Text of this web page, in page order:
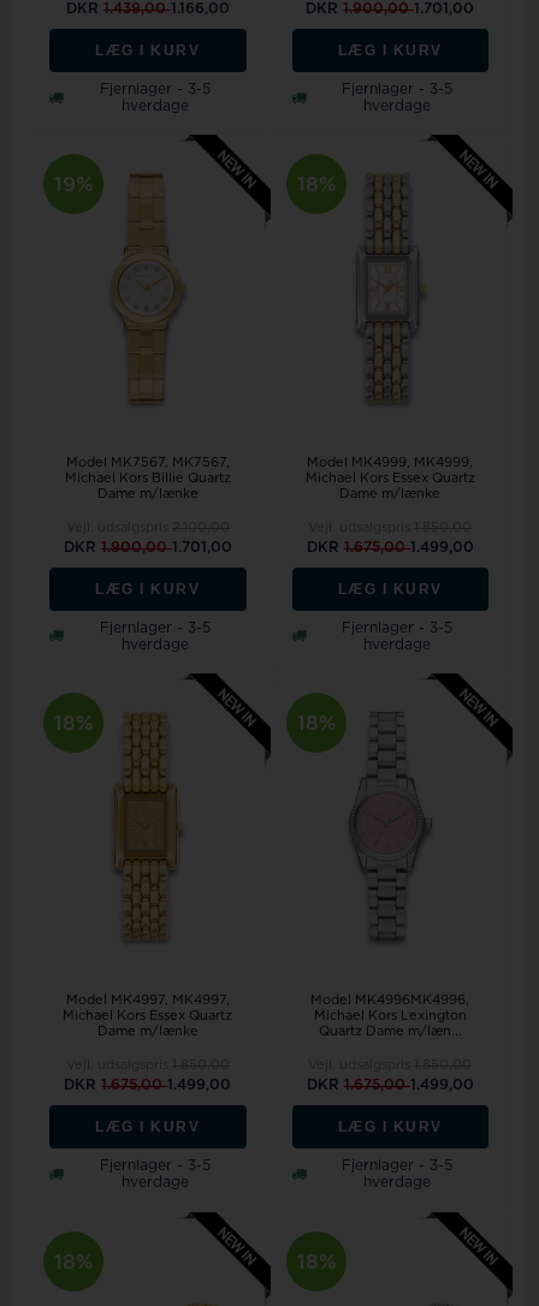
DKR 1.439,001.166,00
LÆG I KURV
Fjernlager - 3-5
hverdage
DKR1.900,001.701,00
LÆG I KURV
Fjernlager - 3-5
hverdage
19%
Model MK7567
MK7567,
Michael Kors Billie Quartz
Dame m/lænke
DKR 1.900,001.701,00
LÆG I KURV
Fjernlager - 3-5
hverdage
18%
Model MK4999
MK4999,
Michael Kors Essex Quartz
Dame m/lænke
DKR 1.675,001.499,00
LÆG I KURV
Fjernlager - 3-5
hverdage
18%
Model MK4997
MK4997,
Michael Kors Essex Quartz
Dame m/lænke
DKR1.675,001.499,00
LÆG I KURV
Fjernlager - 3-5
hverdage
18%
Model MK4996MK4996,
Michael Kors Lexington
Quartz Dame m/læn...
DKR 1.675,001.499,00
LÆG I KURV
Fjernlager - 3-5
hverdage
18% 18%